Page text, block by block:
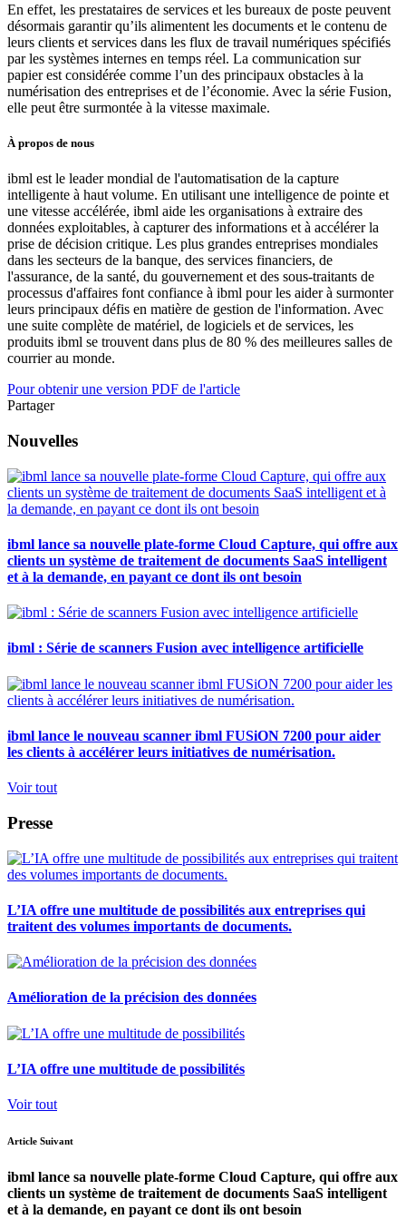
En effet, les prestataires de services et les bureaux de poste peuvent
désormais garantir qu’ils alimentent les documents et le contenu de
leurs clients et services dans les flux de travail numériques spécifiés
par les systèmes internes en temps réel. La communication sur
papier est considérée comme l’un des principaux obstacles à la
numérisation des entreprises et de l’économie. Avec la série Fusion,
elle peut être surmontée à la vitesse maximale.
À propos de nous
ibml est le leader mondial de l'automatisation de la capture
intelligente à haut volume. En utilisant une intelligence de pointe et
une vitesse accélérée, ibml aide les organisations à extraire des
données exploitables, à capturer des informations et à accélérer la
prise de décision critique. Les plus grandes entreprises mondiales
dans les secteurs de la banque, des services financiers, de
l'assurance, de la santé, du gouvernement et des sous-traitants de
processus d'affaires font confiance à ibml pour les aider à surmonter
leurs principaux défis en matière de gestion de l'information. Avec
une suite complète de matériel, de logiciels et de services, les
produits ibml se trouvent dans plus de 80 % des meilleures salles de
courrier au monde.
Pour obtenir une version PDF de l'article
Partager
Nouvelles
ibml lance sa nouvelle plate-forme Cloud Capture, qui offre aux
clients un système de traitement de documents SaaS intelligent
et à la demande, en payant ce dont ils ont besoin
ibml : Série de scanners Fusion avec intelligence artificielle
ibml lance le nouveau scanner ibml FUSiON 7200 pour aider
les clients à accélérer leurs initiatives de numérisation.
Voir tout
Presse
L’IA offre une multitude de possibilités aux entreprises qui
traitent des volumes importants de documents.
Amélioration de la précision des données
L’IA offre une multitude de possibilités
Voir tout
Article Suivant
ibml lance sa nouvelle plate-forme Cloud Capture, qui offre aux
clients un système de traitement de documents SaaS intelligent
et à la demande, en payant ce dont ils ont besoin